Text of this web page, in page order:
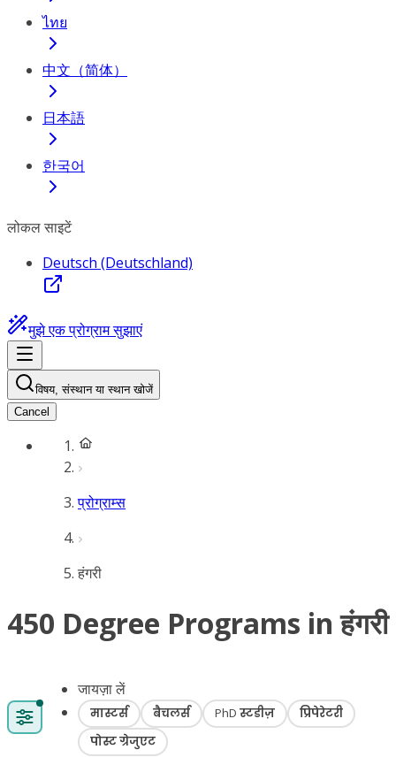
ไทย
中文（简体）
日本語
한국어
लोकल साइटें
Deutsch (Deutschland)
मुझे एक प्रोग्राम सुझाएं
विषय, संस्थान या स्थान खोजें
Cancel
प्रोग्राम्स
हंगरी
450 Degree Programs in हंगरी
जायज़ा लें
मास्टर्स बैचलर्स PhD स्टडीज़
प्रिपेरेटरी
पोस्ट ग्रेजुएट